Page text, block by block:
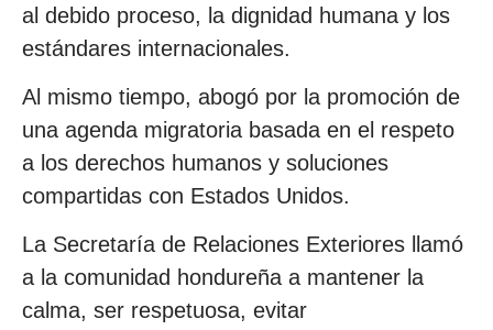
al debido proceso, la dignidad humana y los
estándares internacionales.
Al mismo tiempo, abogó por la promoción de
una agenda migratoria basada en el respeto
a los derechos humanos y soluciones
compartidas con Estados Unidos.
La Secretaría de Relaciones Exteriores llamó
a la comunidad hondureña a mantener la
calma, ser respetuosa, evitar